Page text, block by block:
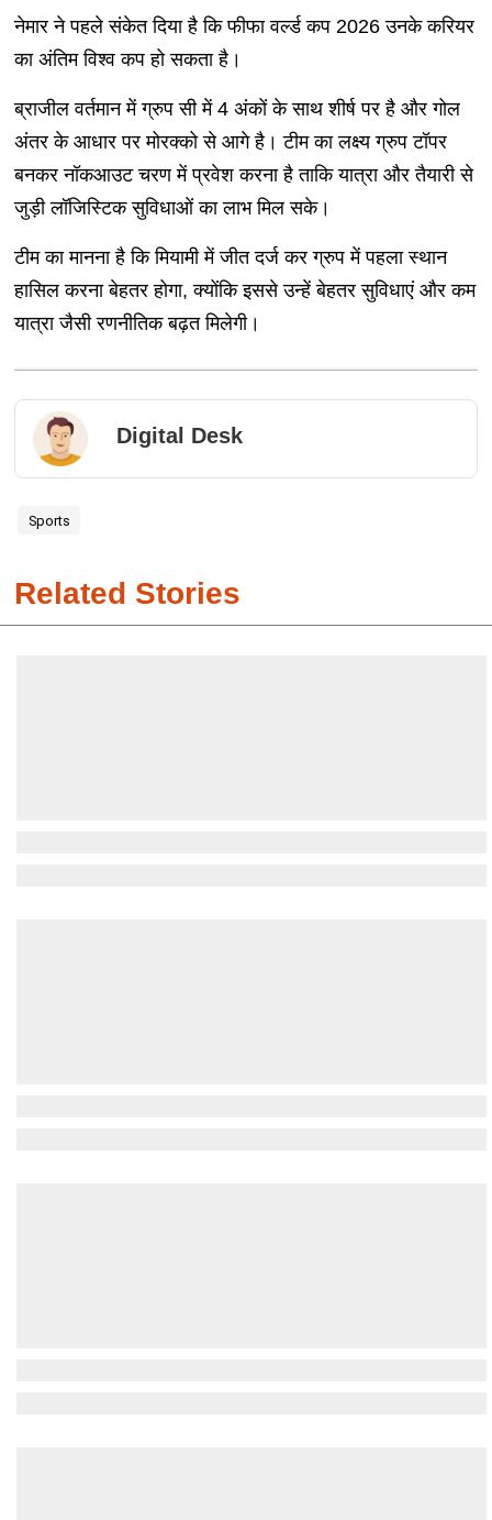
नेमार ने पहले संकेत दिया है कि फीफा वर्ल्ड कप 2026 उनके करियर
का अंतिम विश्व कप हो सकता है।
ब्राजील वर्तमान में ग्रुप सी में 4 अंकों के साथ शीर्ष पर है और गोल
अंतर के आधार पर मोरक्को से आगे है। टीम का लक्ष्य ग्रुप टॉपर
बनकर नॉकआउट चरण में प्रवेश करना है ताकि यात्रा और तैयारी से
जुड़ी लॉजिस्टिक सुविधाओं का लाभ मिल सके।
टीम का मानना है कि मियामी में जीत दर्ज कर ग्रुप में पहला स्थान
हासिल करना बेहतर होगा, क्योंकि इससे उन्हें बेहतर सुविधाएं और कम
यात्रा जैसी रणनीतिक बढ़त मिलेगी।
Digital Desk
Sports
Related Stories